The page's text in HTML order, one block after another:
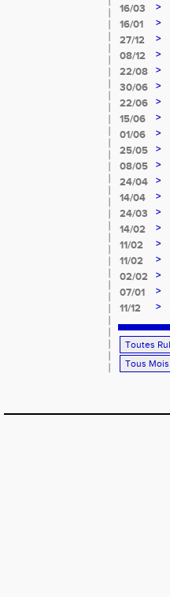
16/03 >
16/01 >
27/12 >
08/12
>
22/08
>
30/06
>
22/06 >
15/06 >
01/06
>
25/05 >
08/05
>
24/04
>
14/04
>
24/03 >
14/02
>
11/02
>
11/02
>
02/02
>
07/01
>
11/12
>